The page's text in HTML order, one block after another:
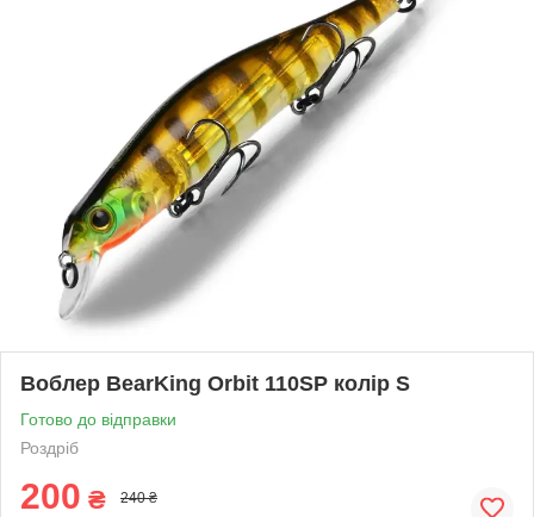
Воблер BearKing Orbit 110SP колір S
Готово до відправки
Роздріб
200 ₴ 240 ₴